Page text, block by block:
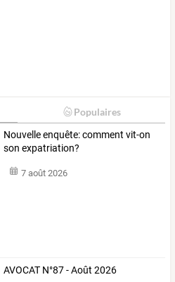
Populaires
Nouvelle enquête: comment vit-on
son expatriation?
7 août 2026
AVOCAT N°87 - Août 2026